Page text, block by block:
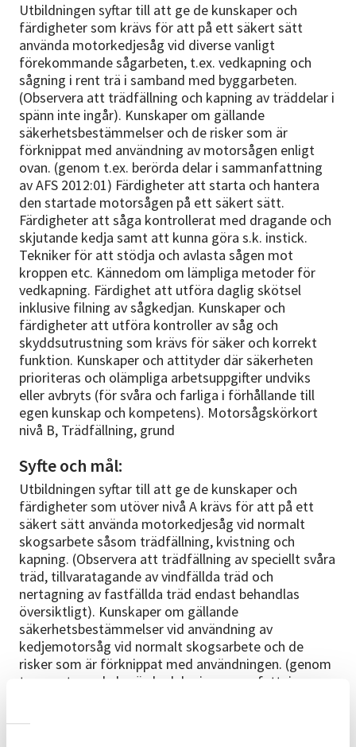
Utbildningen syftar till att ge de kunskaper och
färdigheter som krävs för att på ett säkert sätt
använda motorkedjesåg vid diverse vanligt
förekommande sågarbeten, t.ex. vedkapning och
sågning i rent trä i samband med byggarbeten.
(Observera att trädfällning och kapning av träddelar i
spänn inte ingår). Kunskaper om gällande
säkerhetsbestämmelser och de risker som är
förknippat med användning av motorsågen enligt
ovan. (genom t.ex. berörda delar i sammanfattning
av AFS 2012:01) Färdigheter att starta och hantera
den startade motorsågen på ett säkert sätt.
Färdigheter att såga kontrollerat med dragande och
skjutande kedja samt att kunna göra s.k. instick.
Tekniker för att stödja och avlasta sågen mot
kroppen etc. Kännedom om lämpliga metoder för
vedkapning. Färdighet att utföra daglig skötsel
inklusive filning av sågkedjan. Kunskaper och
färdigheter att utföra kontroller av såg och
skyddsutrustning som krävs för säker och korrekt
funktion. Kunskaper och attityder där säkerheten
prioriteras och olämpliga arbetsuppgifter undviks
eller avbryts (för svåra och farliga i förhållande till
egen kunskap och kompetens). Motorsågskörkort
nivå B, Trädfällning, grund
Syfte och mål:
Utbildningen syftar till att ge de kunskaper och
färdigheter som utöver nivå A krävs för att på ett
säkert sätt använda motorkedjesåg vid normalt
skogsarbete såsom trädfällning, kvistning och
kapning. (Observera att trädfällning av speciellt svåra
träd, tillvaratagande av vindfällda träd och
nertagning av fastfällda träd endast behandlas
översiktligt). Kunskaper om gällande
säkerhetsbestämmelser vid användning av
kedjemotorsåg vid normalt skogsarbete och de
risker som är förknippat med användningen. (genom
t.ex. resterande berörda delar i sammanfattning av